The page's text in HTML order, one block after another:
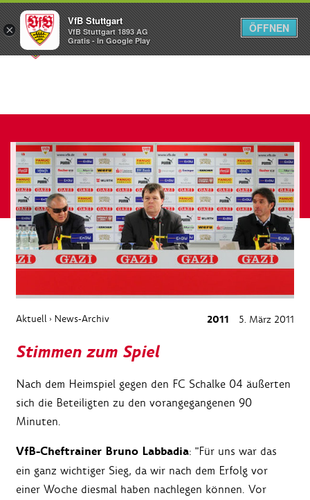
Menü
Aktuell › News-Archiv 2011 5. März 2011
Stimmen zum Spiel
Nach dem Heimspiel gegen den FC Schalke 04 äußerten
sich die Beteiligten zu den vorangegangenen 90
Minuten.
VfB-Cheftrainer Bruno Labbadia: "Für uns war das
ein ganz wichtiger Sieg, da wir nach dem Erfolg vor
einer Woche diesmal haben nachlegen können. Vor
×
VfB Stuttgart
VfB Stuttgart 1893 AG
Gratis - In Google Play
ÖFFNEN